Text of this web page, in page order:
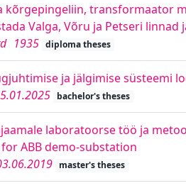
kõrgepingeliin, transformaator
Valga, Võru ja Petseri
1935 diploma theses
ja jälgimise süsteemi
bachelor's theses
laboratoorse töö ja
ABB demo-substation
master's theses